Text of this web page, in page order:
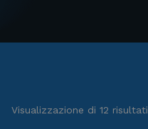
Visualizzazione di 12 risultati